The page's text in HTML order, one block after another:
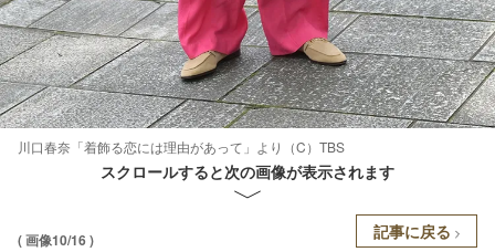
川口春奈「着飾る恋には理由があって」より（C）TBS
スクロールすると次の画像が表示されます
( 画像10/16 ) 記事に戻る